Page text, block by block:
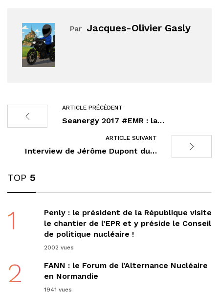
Par Jacques-Olivier Gasly
ARTICLE PRÉCÉDENT
Seanergy 2017 #EMR : la…
ARTICLE SUIVANT
Interview de Jérôme Dupont du…
TOP 5
1
Penly : le président de la République visite
le chantier de l’EPR et y préside le Conseil
de politique nucléaire !
2002 vues
2
FANN : le Forum de l’Alternance Nucléaire
en Normandie
1941 vues